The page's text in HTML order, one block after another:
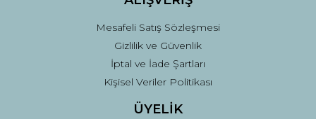
Mesafeli Satış Sözleşmesi
Gizlilik ve Güvenlik
İptal ve İade Şartları
Kişisel Veriler Politikası
ÜYELİK